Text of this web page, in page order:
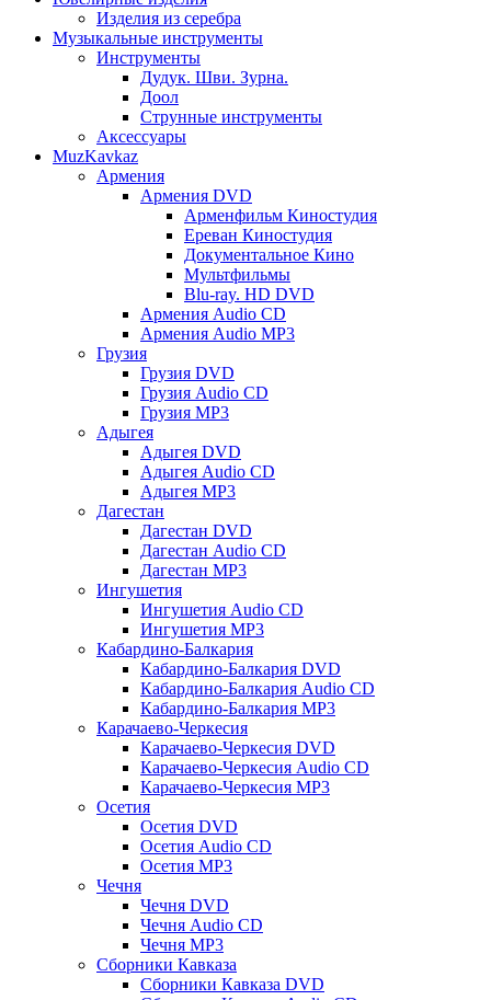
Изделия из серебра
Музыкальные инструменты
Инструменты
Дудук. Шви. Зурна.
Доол
Струнные инструменты
Аксессуары
MuzKavkaz
Армения
Армения DVD
Арменфильм Киностудия
Ереван Киностудия
Документальное Кино
Мультфильмы
Blu-ray. HD DVD
Армения Audio CD
Армения Audio MP3
Грузия
Грузия DVD
Грузия Audio CD
Грузия MP3
Адыгея
Адыгея DVD
Адыгея Audio CD
Адыгея MP3
Дагестан
Дагестан DVD
Дагестан Audio CD
Дагестан MP3
Ингушетия
Ингушетия Audio CD
Ингушетия MP3
Кабардино-Балкария
Кабардино-Балкария DVD
Кабардино-Балкария Audio CD
Кабардино-Балкария MP3
Карачаево-Черкесия
Карачаево-Черкесия DVD
Карачаево-Черкесия Audio CD
Карачаево-Черкесия MP3
Осетия
Осетия DVD
Осетия Audio CD
Осетия MP3
Чечня
Чечня DVD
Чечня Audio CD
Чечня MP3
Сборники Кавказа
Сборники Кавказа DVD